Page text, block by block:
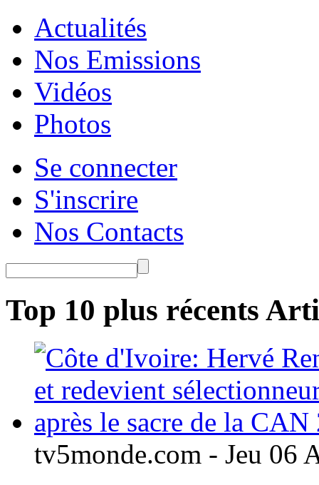
Actualités
Nos Emissions
Vidéos
Photos
Se connecter
S'inscrire
Nos Contacts
Top 10 plus récents
tv5monde.com - Jeu 06